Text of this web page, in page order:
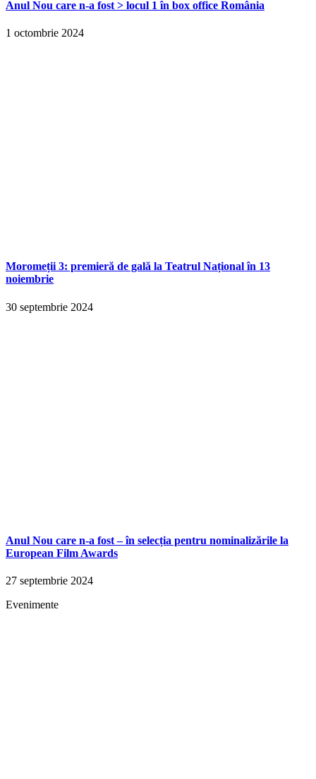
Anul Nou care n-a fost > locul 1 în box office România
1 octombrie 2024
Moromeții 3: premieră de gală la Teatrul Național în 13
noiembrie
30 septembrie 2024
Anul Nou care n-a fost – în selecția pentru nominalizările la
European Film Awards
27 septembrie 2024
Evenimente